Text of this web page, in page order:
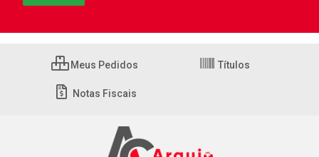
Meus Pedidos Títulos
Notas Fiscais